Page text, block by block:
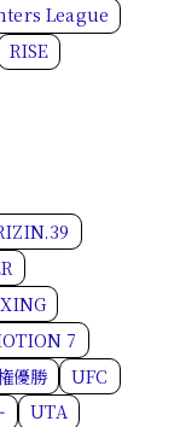
League
RISE
7
優勝
UFC
UTA